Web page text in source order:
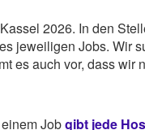
2026. In den
jeweiligen Jobs. Wir
es auch vor, dass wir
Jobgibt jede